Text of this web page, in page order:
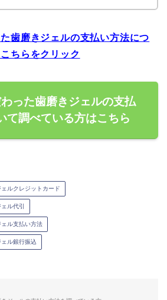
歯磨きジェルの支払い方法につ
ちらをクリック
った歯磨きジェルの支払
て調べている方はこちら
ルクレジットカード
ル代引
ル支払い方法
ル銀行振込